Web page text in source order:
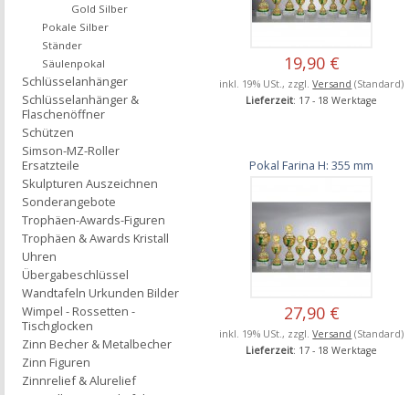
19,90 €
inkl. 19% USt., zzgl.Versand (Standard)
Lieferzeit: 17 - 18 Werktage
Pokal Farina H: 355 mm
27,90 €
inkl. 19% USt., zzgl.Versand (Standard)
Lieferzeit: 17 - 18 Werktage
Gold Silber
Pokale Silber
Ständer
Säulenpokal
Schlüsselanhänger
Schlüsselanhänger &
Flaschenöffner
Schützen
Simson-MZ-Roller
Ersatzteile
Skulpturen Auszeichnen
Sonderangebote
Trophäen-Awards-Figuren
Trophäen & Awards Kristall
Uhren
Übergabeschlüssel
Wandtafeln Urkunden Bilder
Wimpel - Rossetten -
Tischglocken
Zinn Becher & Metalbecher
Zinn Figuren
Zinnrelief & Alurelief